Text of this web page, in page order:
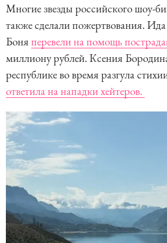
Многие звезды российского шоу-
также сделали пожертвования.
Боня перевели на помощь
миллиону рублей. Ксения
республике во время разгула
ответила на нападки хейтеров.